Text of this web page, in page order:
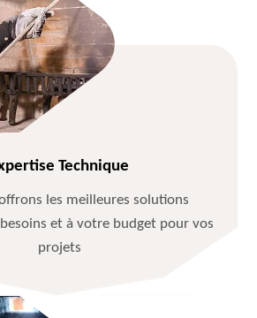
Technique
les meilleures solutions
et à votre budget pour vos
projets